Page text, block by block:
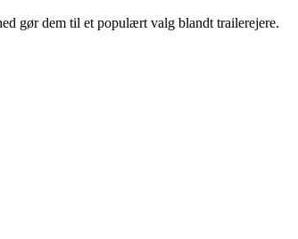
gør dem til et populært valg blandt trailerejere.